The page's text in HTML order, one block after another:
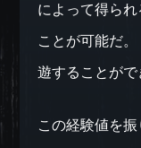
によって得ら
ことが可能だ
遊することがで
この経験値を